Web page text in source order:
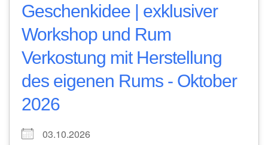
Geschenkidee | exklusiver
Workshop und Rum
Verkostung mit Herstellung
des eigenen Rums - Oktober
2026
03.10.2026